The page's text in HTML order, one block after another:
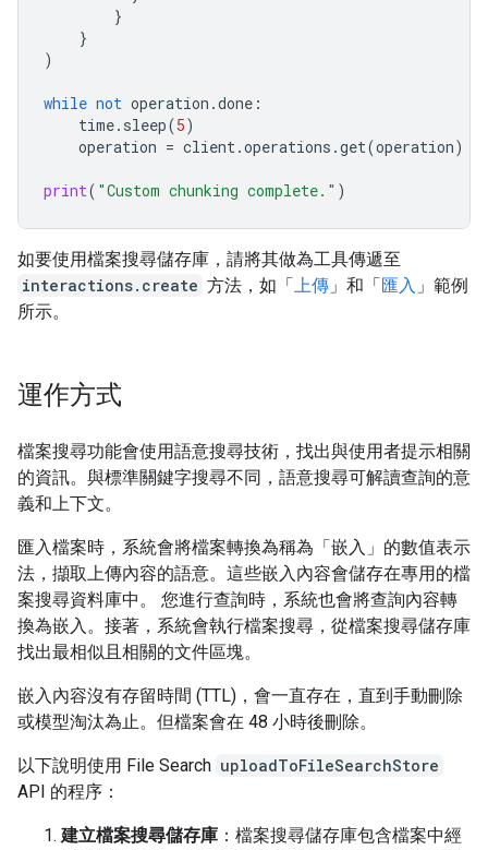
}
}
)
while not operation .done :
time. sleep(5)
operation = client.operations .get(operation)
print( "Custom chunking complete." )
如要使用檔案搜尋儲存庫，請將其做為工具傳遞至
interactions.create 方法，如「上傳 」和「匯入 」範例
所示。
運作方式
檔案搜尋功能會使用語意搜尋技術，找出與使用者提示相關
的資訊。與標準關鍵字搜尋不同，語意搜尋可解讀查詢的意
義和上下文。
匯入檔案時，系統會將檔案轉換為稱為「嵌入」 的數值表示
法，擷取上傳內容的語意。這些嵌入內容會儲存在專用的檔
案搜尋資料庫中。 您進行查詢時，系統也會將查詢內容轉
換為嵌入。接著，系統會執行檔案搜尋，從檔案搜尋儲存庫
找出最相似且相關的文件區塊。
嵌入內容沒有存留時間 (TTL)，會一直存在，直到手動刪除
或模型淘汰為止。但檔案會在 48 小時後刪除。
以下說明使用 File Search uploadToFileSearchStore
API 的程序：
建立檔案搜尋儲存庫 ：檔案搜尋儲存庫包含檔案中經